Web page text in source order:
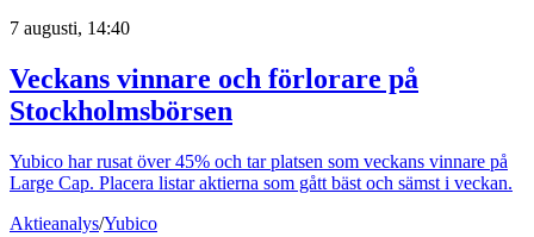
7 augusti, 14:40
Veckans vinnare och förlorare på
Stockholmsbörsen
Yubico har rusat över 45% och tar platsen som veckans vinnare på
Large Cap. Placera listar aktierna som gått bäst och sämst i veckan.
Aktieanalys/Yubico